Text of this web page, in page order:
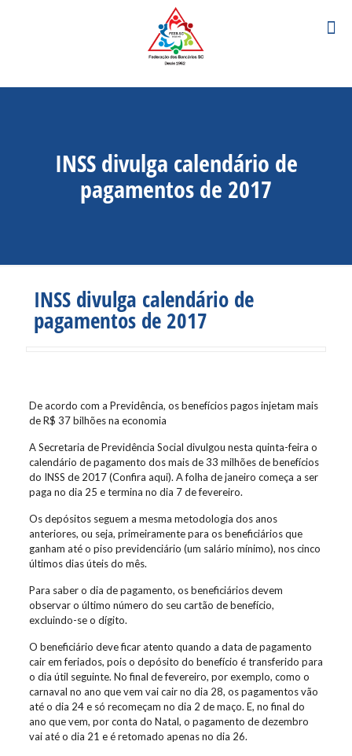
INSS divulga calendário de
pagamentos de 2017
INSS divulga calendário de
pagamentos de 2017
De acordo com a Previdência, os benefícios pagos injetam mais
de R$ 37 bilhões na economia
A Secretaria de Previdência Social divulgou nesta quinta-feira o
calendário de pagamento dos mais de 33 milhões de benefícios
do INSS de 2017 (Confira aqui). A folha de janeiro começa a ser
paga no dia 25 e termina no dia 7 de fevereiro.
Os depósitos seguem a mesma metodologia dos anos
anteriores, ou seja, primeiramente para os beneficiários que
ganham até o piso previdenciário (um salário mínimo), nos cinco
últimos dias úteis do mês.
Para saber o dia de pagamento, os beneficiários devem
observar o último número do seu cartão de benefício,
excluindo-se o dígito.
O beneficiário deve ficar atento quando a data de pagamento
cair em feriados, pois o depósito do benefício é transferido para
o dia útil seguinte. No final de fevereiro, por exemplo, como o
carnaval no ano que vem vai cair no dia 28, os pagamentos vão
até o dia 24 e só recomeçam no dia 2 de maço. E, no final do
ano que vem, por conta do Natal, o pagamento de dezembro
vai até o dia 21 e é retomado apenas no dia 26.